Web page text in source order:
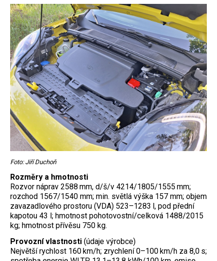
Foto: Jiří Duchoň
Rozměry a hmotnosti
Rozvor náprav 2588 mm, d/š/v 4214/1805/1555 mm;
rozchod 1567/1540 mm; min. světlá výška 157 mm; objem
zavazadlového prostoru (VDA) 523–1283 l, pod přední
kapotou 43 l; hmotnost pohotovostní/celková 1488/2015
kg; hmotnost přívěsu 750 kg.
Provozní vlastnosti (údaje výrobce)
Největší rychlost 160 km/h; zrychlení 0–100 km/h za 8,0 s;